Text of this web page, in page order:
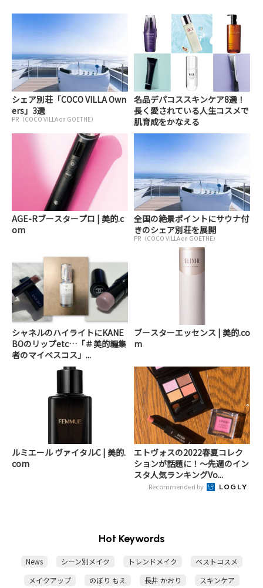
シェア別荘「COCO VILLA Own
ers」3選
PR（COCO VILLA on GOETHE）
名品デパコススキンケア8選！
長く愛されている人生コスメで
肌育成をかなえる
AGE-Rブースタープロ | 美的.c
om
全国の絶景ポイントにサウナ付
きのシェア別荘を展開
PR（COCO VILLA on GOETHE）
シャネルのハイライトにKANE
BOのリップetc…「＃美的編集
者のマイベスコス」...
ブースターエッセンス | 美的.co
m
ルミエール ヴァイタルC | 美的.
com
エトヴォスの2022春夏コレク
ションが話題に！～先週のイン
スタ人気ランキングVo...
Recommended by
Hot Keywords
News シーン別メイク トレンドメイク
ベストコスメ
メイクアップ
のぼり もえ 長井 かおり
スキンケア